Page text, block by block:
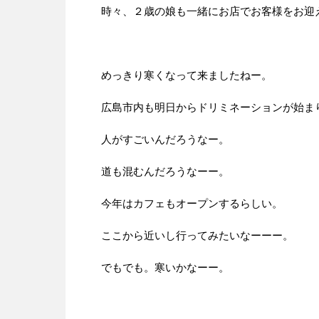
時々、２歳の娘も一緒にお店でお客様をお迎
めっきり寒くなって来ましたねー。
広島市内も明日からドリミネーションが始ま
人がすごいんだろうなー。
道も混むんだろうなーー。
今年はカフェもオープンするらしい。
ここから近いし行ってみたいなーーー。
でもでも。寒いかなーー。